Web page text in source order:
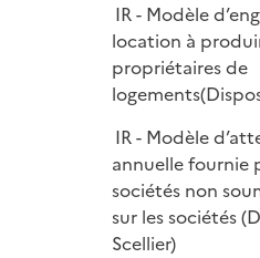
IR - Modèle
location à
propriétaires de
IR - Modèle
annuelle fournie
sociétés non
sur les sociétés
Scellier)